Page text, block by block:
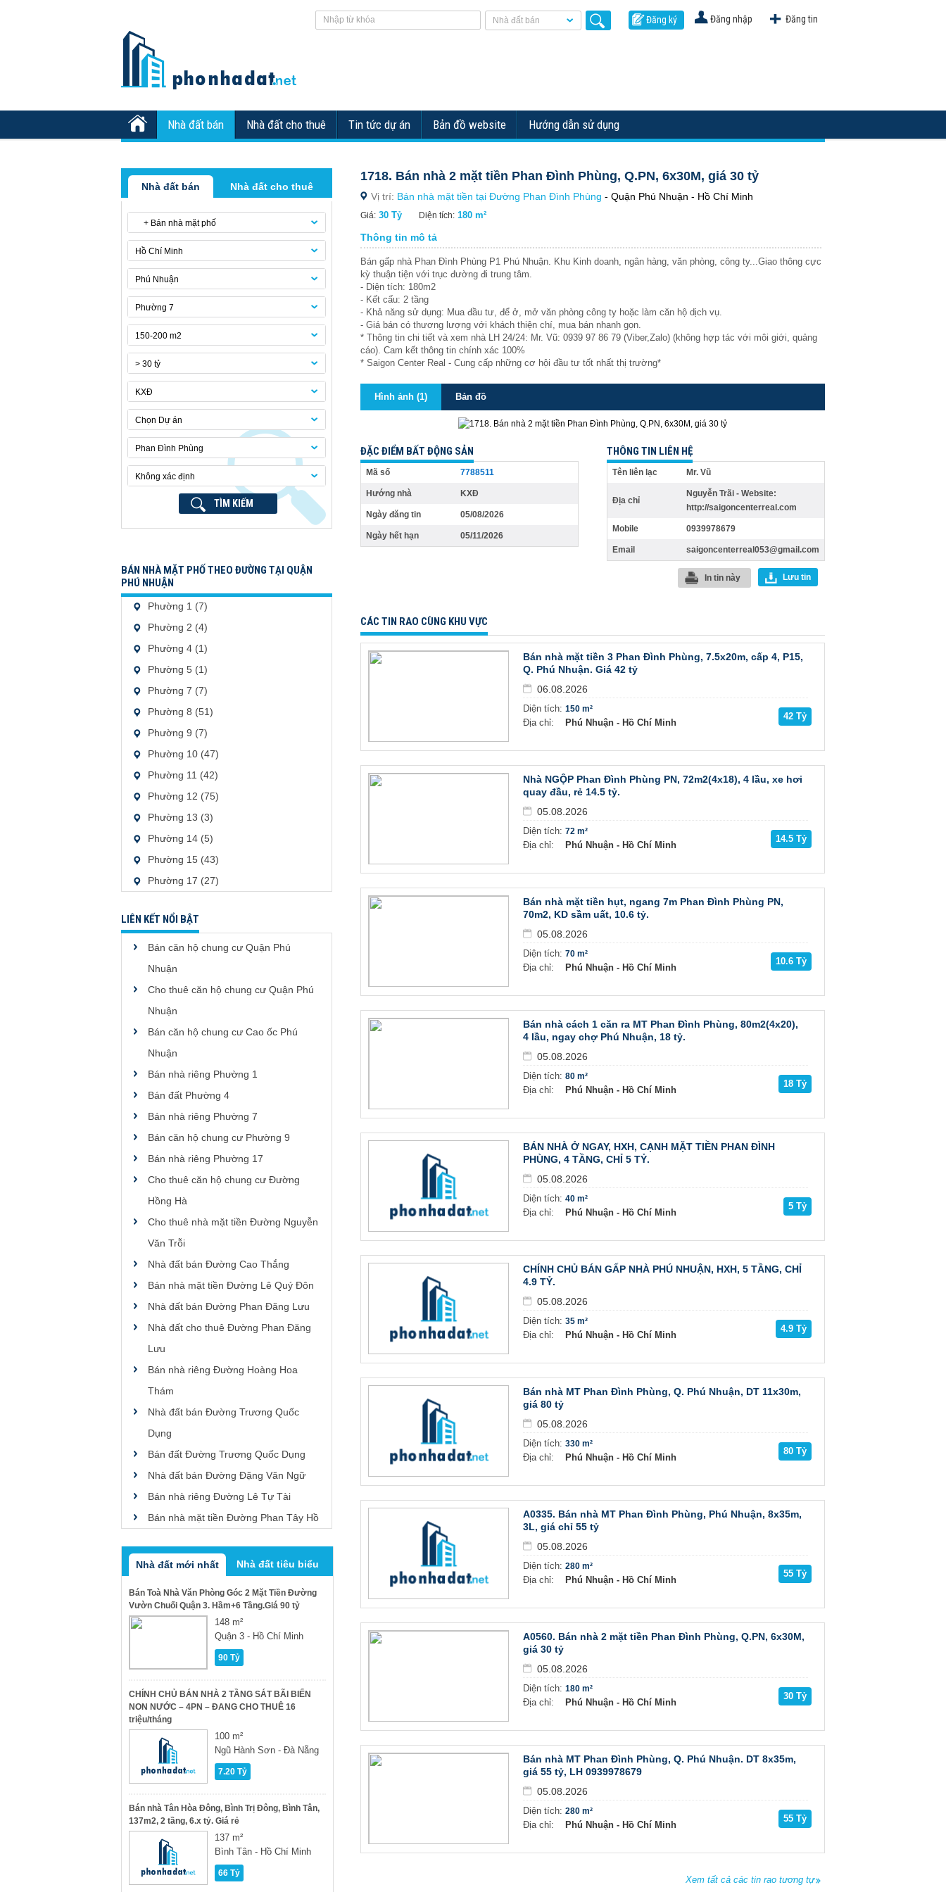
Đăng tin
Đăng nhập
Đăng ký
Nhà đất bán
Nhà đất bán Nhà đất cho thuê Tin tức dự án Bản đồ website Hướng dẫn sử dụng
Nhà đất bán Nhà đất cho thuê
+ Bán nhà mặt phố
Hồ Chí Minh
Phú Nhuận
Phường 7
150-200 m2
> 30 tỷ
KXĐ
Chọn Dự án
Phan Đình Phùng
Không xác định
TÌM KIẾM
BÁN NHÀ MẶT PHỐ THEO ĐƯỜNG TẠI QUẬN
PHÚ NHUẬN
Phường 1 (7)
Phường 2 (4)
Phường 4 (1)
Phường 5 (1)
Phường 7 (7)
Phường 8 (51)
Phường 9 (7)
Phường 10 (47)
Phường 11 (42)
Phường 12 (75)
Phường 13 (3)
Phường 14 (5)
Phường 15 (43)
Phường 17 (27)
LIÊN KẾT NỔI BẬT
Bán căn hộ chung cư Quận Phú
Nhuận
Cho thuê căn hộ chung cư Quận Phú
Nhuận
Bán căn hộ chung cư Cao ốc Phú
Nhuận
Bán nhà riêng Phường 1
Bán đất Phường 4
Bán nhà riêng Phường 7
Bán căn hộ chung cư Phường 9
Bán nhà riêng Phường 17
Cho thuê căn hộ chung cư Đường
Hồng Hà
Cho thuê nhà mặt tiền Đường Nguyễn
Văn Trỗi
Nhà đất bán Đường Cao Thắng
Bán nhà mặt tiền Đường Lê Quý Đôn
Nhà đất bán Đường Phan Đăng Lưu
Nhà đất cho thuê Đường Phan Đăng
Lưu
Bán nhà riêng Đường Hoàng Hoa
Thám
Nhà đất bán Đường Trương Quốc
Dụng
Bán đất Đường Trương Quốc Dụng
Nhà đất bán Đường Đặng Văn Ngữ
Bán nhà riêng Đường Lê Tự Tài
Bán nhà mặt tiền Đường Phan Tây Hồ
Nhà đất mới nhất Nhà đất tiêu biểu
Bán Toà Nhà Văn Phòng Góc 2 Mặt Tiền Đường
Vườn Chuối Quận 3. Hầm+6 Tầng.Giá 90 tỷ
148 m²
Quận 3 - Hồ Chí Minh
90 Tỷ
CHÍNH CHỦ BÁN NHÀ 2 TẦNG SÁT BÃI BIỂN
NON NƯỚC – 4PN – ĐANG CHO THUÊ 16
triệu/tháng
100 m²
Ngũ Hành Sơn - Đà Nẵng
7.20 Tỷ
Bán nhà Tân Hòa Đông, Bình Trị Đông, Bình Tân,
137m2, 2 tầng, 6.x tỷ. Giá rẻ
137 m²
Bình Tân - Hồ Chí Minh
66 Tỷ
1718. Bán nhà 2 mặt tiền Phan Đình Phùng, Q.PN, 6x30M, giá 30 tỷ
Vị trí: Bán nhà mặt tiền tại Đường Phan Đình Phùng - Quận Phú Nhuận - Hồ Chí Minh
Giá: 30 Tỷ Diện tích: 180 m²
Thông tin mô tả
Bán gấp nhà Phan Đình Phùng P1 Phú Nhuận. Khu Kinh doanh, ngân hàng, văn phòng, công ty...Giao thông cực
kỳ thuận tiện với trục đường đi trung tâm.
- Diện tích: 180m2
- Kết cấu: 2 tầng
- Khả năng sử dụng: Mua đầu tư, để ở, mở văn phòng công ty hoặc làm căn hộ dịch vụ.
- Giá bán có thương lượng với khách thiện chí, mua bán nhanh gọn.
* Thông tin chi tiết và xem nhà LH 24/24: Mr. Vũ: 0939 97 86 79 (Viber,Zalo) (không hợp tác với môi giới, quảng
cáo). Cam kết thông tin chính xác 100%
* Saigon Center Real - Cung cấp những cơ hội đầu tư tốt nhất thị trường*
Hình ảnh (1) Bản đồ
ĐẶC ĐIỂM BẤT ĐỘNG SẢN
Mã số 7788511
Hướng nhà KXĐ
Ngày đăng tin 05/08/2026
Ngày hết hạn 05/11/2026
THÔNG TIN LIÊN HỆ
Tên liên lạc Mr. Vũ
Địa chỉ
Nguyễn Trãi - Website:
http://saigoncenterreal.com
Mobile 0939978679
Email saigoncenterreal053@gmail.com
Lưu tin
In tin này
CÁC TIN RAO CÙNG KHU VỰC
Bán nhà mặt tiền 3 Phan Đình Phùng, 7.5x20m, cấp 4, P15,
Q. Phú Nhuận. Giá 42 tỷ
06.08.2026
Diện tích:
Địa chỉ:
150 m²
Phú Nhuận - Hồ Chí Minh
42 Tỷ
Nhà NGỘP Phan Đình Phùng PN, 72m2(4x18), 4 lầu, xe hơi
quay đầu, rẻ 14.5 tỷ.
05.08.2026
Diện tích:
Địa chỉ:
72 m²
Phú Nhuận - Hồ Chí Minh
14.5 Tỷ
Bán nhà mặt tiền hụt, ngang 7m Phan Đình Phùng PN,
70m2, KD sầm uất, 10.6 tỷ.
05.08.2026
Diện tích:
Địa chỉ:
70 m²
Phú Nhuận - Hồ Chí Minh
10.6 Tỷ
Bán nhà cách 1 căn ra MT Phan Đình Phùng, 80m2(4x20),
4 lầu, ngay chợ Phú Nhuận, 18 tỷ.
05.08.2026
Diện tích:
Địa chỉ:
80 m²
Phú Nhuận - Hồ Chí Minh
18 Tỷ
BÁN NHÀ Ở NGAY, HXH, CẠNH MẶT TIỀN PHAN ĐÌNH
PHÙNG, 4 TẦNG, CHỈ 5 TỶ.
05.08.2026
Diện tích:
Địa chỉ:
40 m²
Phú Nhuận - Hồ Chí Minh
5 Tỷ
CHÍNH CHỦ BÁN GẤP NHÀ PHÚ NHUẬN, HXH, 5 TẦNG, CHỈ
4.9 TỶ.
05.08.2026
Diện tích:
Địa chỉ:
35 m²
Phú Nhuận - Hồ Chí Minh
4.9 Tỷ
Bán nhà MT Phan Đình Phùng, Q. Phú Nhuận, DT 11x30m,
giá 80 tỷ
05.08.2026
Diện tích:
Địa chỉ:
330 m²
Phú Nhuận - Hồ Chí Minh
80 Tỷ
A0335. Bán nhà MT Phan Đình Phùng, Phú Nhuận, 8x35m,
3L, giá chỉ 55 tỷ
05.08.2026
Diện tích:
Địa chỉ:
280 m²
Phú Nhuận - Hồ Chí Minh
55 Tỷ
A0560. Bán nhà 2 mặt tiền Phan Đình Phùng, Q.PN, 6x30M,
giá 30 tỷ
05.08.2026
Diện tích:
Địa chỉ:
180 m²
Phú Nhuận - Hồ Chí Minh
30 Tỷ
Bán nhà MT Phan Đình Phùng, Q. Phú Nhuận. DT 8x35m,
giá 55 tỷ, LH 0939978679
05.08.2026
Diện tích:
Địa chỉ:
280 m²
Phú Nhuận - Hồ Chí Minh
55 Tỷ
Xem tất cả các tin rao tương tự